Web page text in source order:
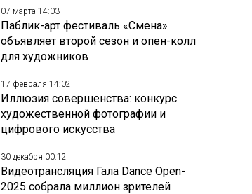
07 марта 14:03
Паблик-арт фестиваль «Смена»
объявляет второй сезон и опен-колл
для художников
17 февраля 14:02
Иллюзия совершенства: конкурс
художественной фотографии и
цифрового искусства
30 декабря 00:12
Видеотрансляция Гала Dance Open-
2025 собрала миллион зрителей